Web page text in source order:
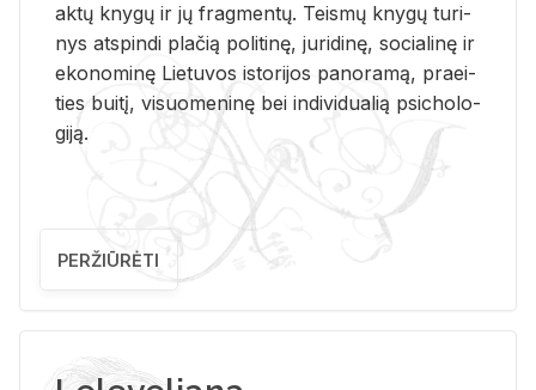
aktų kny­gų ir jų frag­men­tų. Teis­mų kny­gų tu­ri­
nys at­spin­di pla­čią po­li­ti­nę, ju­ri­di­nę, so­cia­li­nę ir
eko­no­mi­nę Lie­tu­vos is­to­ri­jos pa­no­ra­mą, pra­ei­
ties bui­tį, vi­suo­me­ni­nę bei in­di­vi­dua­lią psi­cho­lo­
gi­ją.
PERŽIŪRĖTI